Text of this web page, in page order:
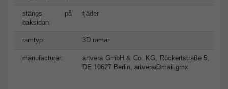
stängs på
baksidan:
fjäder
ramtyp: 3D ramar
manufacturer:
artvera GmbH & Co. KG, Rückertstraße 5,
DE 10627 Berlin, artvera@mail.gmx